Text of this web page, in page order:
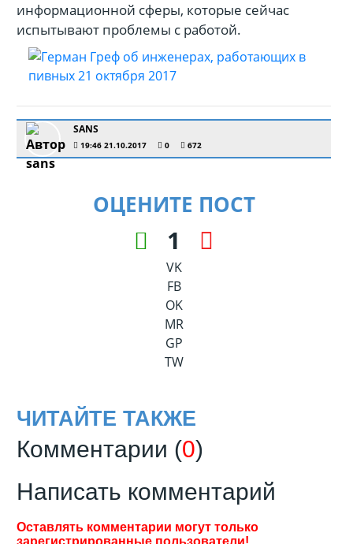
информационной сферы, которые сейчас
испытывают проблемы с работой.
SANS
19:46 21.10.2017 0 672
ОЦЕНИТЕ ПОСТ
1
VK
FB
OK
MR
GP
TW
ЧИТАЙТЕ ТАКЖЕ
Комментарии (0)
Написать комментарий